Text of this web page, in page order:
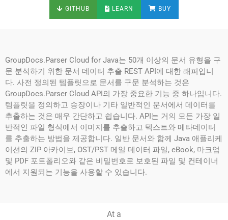
GITHUB LEARN BUY
GroupDocs.Parser Cloud for Java는 50개 이상의 문서 유형을 구
문 분석하기 위한 문서 데이터 추출 REST API에 대한 래퍼입니
다. 사전 정의된 템플릿으로 문서를 구문 분석하는 것은
GroupDocs.Parser Cloud API의 가장 중요한 기능 중 하나입니다.
템플릿을 정의하고 송장이나 기타 일반적인 문서에서 데이터를
추출하는 것은 매우 간단하고 쉽습니다. API는 거의 모든 가장 일
반적인 파일 형식에서 이미지를 추출하고 텍스트와 메타데이터
를 추출하는 방법을 제공합니다. 일반 문서와 함께 Java 애플리케
이션의 ZIP 아카이브, OST/PST 메일 데이터 파일, eBook, 마크업
및 PDF 포트폴리오와 같은 비밀번호로 보호된 파일 및 컨테이너
에서 지원되는 기능을 사용할 수 있습니다.
At a